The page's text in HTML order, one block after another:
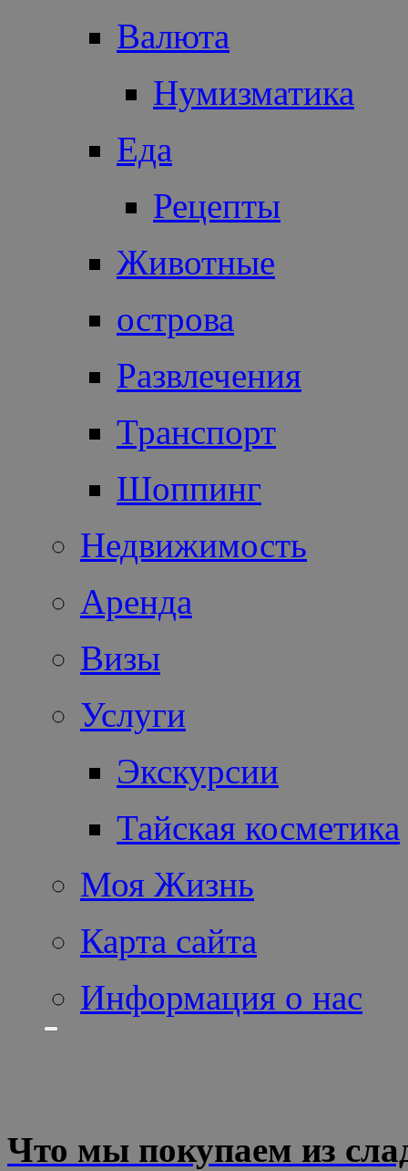
Валюта
Нумизматика
Еда
Рецепты
Животные
острова
Развлечения
Транспорт
Шоппинг
Недвижимость
Аренда
Визы
Услуги
Экскурсии
Тайская косметика
Моя Жизнь
Карта сайта
Информация о нас
Что мы покупаем из